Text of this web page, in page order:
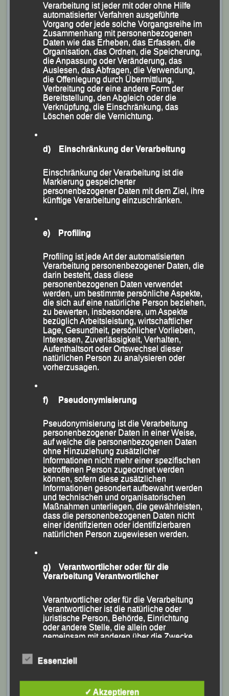
Samuel und Bernd, unsere beiden „Gerätesprinter“.
Unser Kampfrichterteam war von deren Einsatz hellauf
begeistert. Wenn die in Passau wären, eine
Eingliederung in unseren Kreis wäre vorprogrammiert.
Der gesamte Transport wurde nämlich im Laufschritt
vollzogen und dies auch mit den Hämmern. Und bei
Temperaturen um die 30 Grad.
Wer an den teilweise hervorragenden Ergebnissen
aufrufen.
Zum Abschluss der Veranstaltung gab es für uns
ehrenamtliche Kampfrichter noch ein kleines
Erinnerungs-Präsent.
Die große Abschluss-Veranstaltung fand in der
Sporthalle der V. BPA Königsbrunn statt, nur wenige
Schritte von unserer Unterkunft entfernt.
Verarbeitung ist jeder mit oder ohne Hilfe
automatisierter Verfahren ausgeführte
Vorgang oder jede solche Vorgangsreihe im
Zusammenhang mit personenbezogenen
Daten wie das Erheben, das Erfassen, die
Organisation, das Ordnen, die Speicherung,
die Anpassung oder Veränderung, das
Auslesen, das Abfragen, die Verwendung,
die Offenlegung durch Übermittlung,
Verbreitung oder eine andere Form der
Bereitstellung, den Abgleich oder die
Verknüpfung, die Einschränkung, das
Löschen oder die Vernichtung.
d) Einschränkung der Verarbeitung
Einschränkung der Verarbeitung ist die
Markierung gespeicherter
personenbezogener Daten mit dem Ziel, ihre
künftige Verarbeitung einzuschränken.
e) Profiling
Profiling ist jede Art der automatisierten
Verarbeitung personenbezogener Daten, die
darin besteht, dass diese
personenbezogenen Daten verwendet
werden, um bestimmte persönliche Aspekte,
die sich auf eine natürliche Person beziehen,
zu bewerten, insbesondere, um Aspekte
bezüglich Arbeitsleistung, wirtschaftlicher
Lage, Gesundheit, persönlicher Vorlieben,
Interessen, Zuverlässigkeit, Verhalten,
Aufenthaltsort oder Ortswechsel dieser
natürlichen Person zu analysieren oder
vorherzusagen.
f) Pseudonymisierung
Pseudonymisierung ist die Verarbeitung
personenbezogener Daten in einer Weise,
auf welche die personenbezogenen Daten
ohne Hinzuziehung zusätzlicher
Informationen nicht mehr einer spezifischen
betroffenen Person zugeordnet werden
können, sofern diese zusätzlichen
Informationen gesondert aufbewahrt werden
und technischen und organisatorischen
Maßnahmen unterliegen, die gewährleisten,
dass die personenbezogenen Daten nicht
einer identifizierten oder identifizierbaren
natürlichen Person zugewiesen werden.
g) Verantwortlicher oder für die
Verarbeitung Verantwortlicher
Verantwortlicher oder für die Verarbeitung
Verantwortlicher ist die natürliche oder
juristische Person, Behörde, Einrichtung
oder andere Stelle, die allein oder
gemeinsam mit anderen über die Zwecke
Sind die Zwecke und Mittel dieser
das Recht der Mitgliedstaaten vorgegeben,
so kann der Verantwortliche
Essenziell
✓ Akzeptieren